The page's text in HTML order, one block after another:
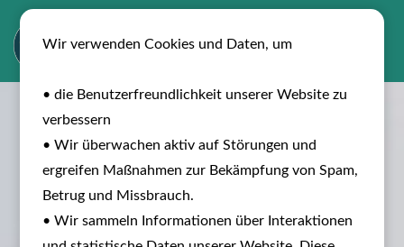
Wir verwenden Cookies und Daten, um
• die Benutzerfreundlichkeit unserer Website zu
verbessern
• Wir überwachen aktiv auf Störungen und
ergreifen Maßnahmen zur Bekämpfung von Spam,
Betrug und Missbrauch.
• Wir sammeln Informationen über Interaktionen